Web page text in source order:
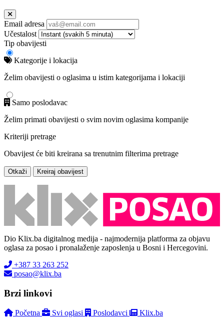
Email adresa
Učestalost
Tip obavijesti
Kategorije i lokacija
Želim obavijesti o oglasima u istim kategorijama i lokaciji
Samo poslodavac
Želim primati obavijesti o svim novim oglasima kompanije
Kriteriji pretrage
Obavijest će biti kreirana sa trenutnim filterima pretrage
Otkaži Kreiraj obavijest
Dio Klix.ba digitalnog medija - najmodernija platforma za objavu
oglasa za posao i pronalaženje zaposlenja u Bosni i Hercegovini.
+387 33 263 252
posao@klix.ba
Brzi linkovi
Početna Svi oglasi Poslodavci Klix.ba